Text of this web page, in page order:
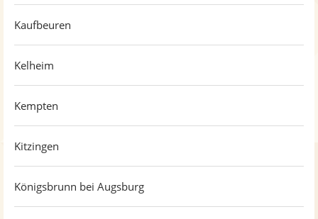
Kaufbeuren
Kelheim
Kempten
Kitzingen
Königsbrunn bei Augsburg